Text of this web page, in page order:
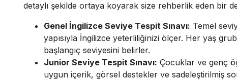
detaylı şekilde ortaya koyarak size rehberlik eden bir
Genel İngilizce Seviye Tespit Sınavı: Temel
yapısıyla İngilizce yeterliliğinizi ölçer. Her yaş
başlangıç seviyesini belirler.
Junior Seviye Tespit Sınavı: Çocuklar ve genç
uygun içerik, görsel destekler ve sadeleştirilmiş